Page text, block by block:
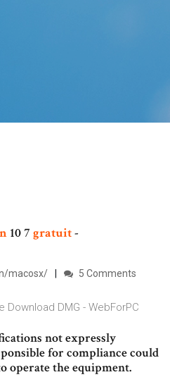
10 7 gratuit-
macosx/ 5 Comments
Download DMG - WebForPC
not expressly
for compliance could
operate the equipment.